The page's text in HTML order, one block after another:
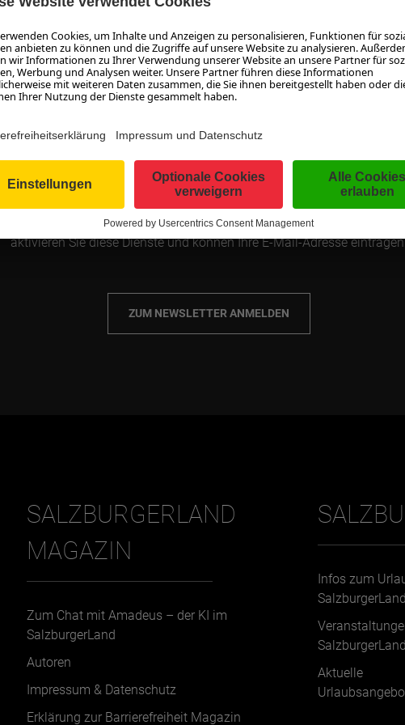
MAGAZIN ABONNIEREN
Sie möchten nichts mehr verpassen und automatisch auf dem
kostenlos unser Magazin. Sie erhalten einmal pro Woche eine E-Mail mit
einer Zusammenfassung der neuesten Beiträge. Sie können das Abo
natürlich jederzeit wieder kündigen! Zum Schutz vor Spam nutzen wir
Dienste von Google. Informationen dazu finden Sie in unserer
Datenschutzerklärung. Mit dem Klick auf "Zum Newsletter anmelden"
aktivieren Sie diese Dienste und können Ihre E-Mail-Adresse
ZUM NEWSLETTER ANMELDEN
SALZBURGERLAND
MAGAZIN
Zum Chat mit Amadeus – der KI im
SalzburgerLand
Autoren
Impressum & Datenschutz
Erklärung zur Barrierefreiheit Magazin
Infos zum
SalzburgerLand
SalzburgerLand
Aktuelle